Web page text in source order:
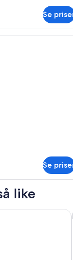
Se
– executive | Dundyner,
Se
like